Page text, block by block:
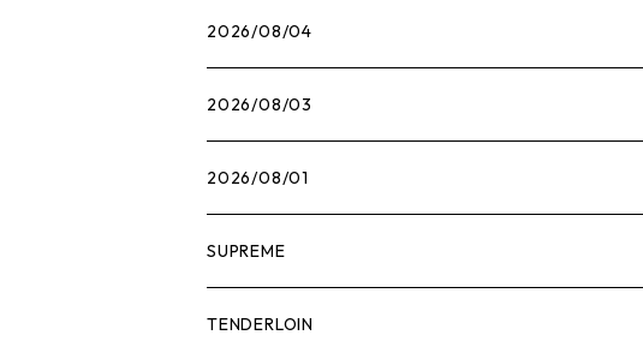
2026/08/04
2026/08/03
2026/08/01
SUPREME
Tシャツ
TENDERLOIN